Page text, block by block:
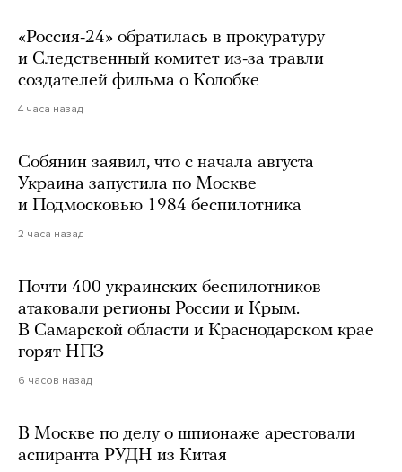
«Россия-24» обратилась в прокуратуру
и Следственный комитет из-за травли
создателей фильма о Колобке
4 часа назад
Собянин заявил, что с начала августа
Украина запустила по Москве
и Подмосковью 1984 беспилотника
2 часа назад
Почти 400 украинских беспилотников
атаковали регионы России и Крым.
В Самарской области и Краснодарском крае
горят НПЗ
6 часов назад
В Москве по делу о шпионаже арестовали
аспиранта РУДН из Китая